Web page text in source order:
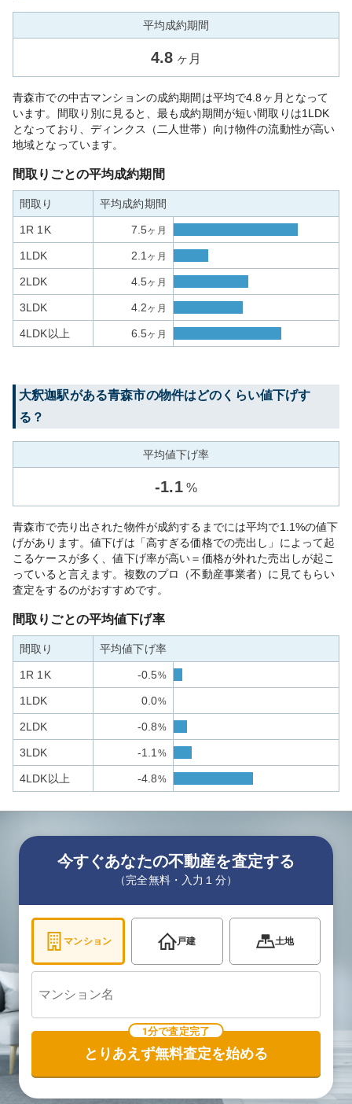
平均成約期間
4.8 ヶ月
青森市での中古マンションの成約期間は平均で4.8ヶ月となって
います。間取り別に見ると、最も成約期間が短い間取りは1LDK
となっており、ディンクス（二人世帯）向け物件の流動性が高い
地域となっています。
間取りごとの平均成約期間
間取り 平均成約期間
1R 1K 7.5ヶ月
1LDK 2.1 ヶ月
2LDK 4.5ヶ月
3LDK 4.2ヶ月
4LDK以上 6.5ヶ月
大釈迦駅がある青森市の物件はどのくらい値下げす
る？
平均値下げ率
-1.1 %
青森市で売り出された物件が成約するまでには平均で1.1%の値下
げがあります。値下げは「高すぎる価格での売出し」によって起
こるケースが多く、値下げ率が高い＝価格が外れた売出しが起こ
っていると言えます。複数のプロ（不動産事業者）に見てもらい
査定をするのがおすすめです。
間取りごとの平均値下げ率
間取り 平均値下げ率
1R 1K -0.5%
1LDK 0.0%
2LDK -0.8%
3LDK -1.1 %
4LDK以上 -4.8%
今すぐあなたの不動産を査定する
（完全無料・入力１分）
マンション 戸建 土地
1分で査定完了
とりあえず無料査定を始める